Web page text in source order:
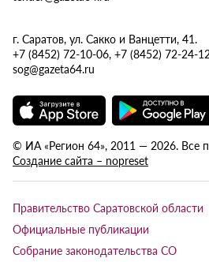
г. Саратов, ул. Сакко и Ванцетти, 41.
+7 (8452) 72-10-06, +7 (8452) 72-24-
sog@gazeta64.ru
© ИА «Регион 64», 2011 — 2026. Все
Создание сайта – nopreset
Правительство Саратовской области
Официальные публикации
Собрание законодательства СО